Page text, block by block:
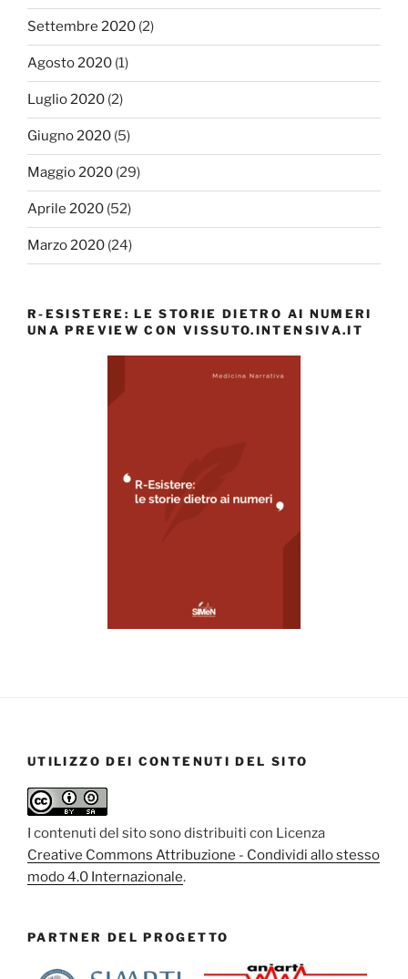
Settembre 2020 (2)
Agosto 2020 (1)
Luglio 2020 (2)
Giugno 2020 (5)
Maggio 2020 (29)
Aprile 2020 (52)
Marzo 2020 (24)
R-ESISTERE: LE STORIE DIETRO AI NUMERI
UNA PREVIEW CON VISSUTO.INTENSIVA.IT
UTILIZZO DEI CONTENUTI DEL SITO
I contenuti del sito sono distribuiti con Licenza
Creative Commons Attribuzione - Condividi allo stesso
modo 4.0 Internazionale.
PARTNER DEL PROGETTO